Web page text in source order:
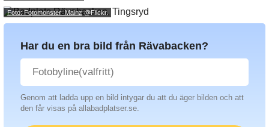
Foto: Fotomonster_Mainz@Flickr.
Har du en bra bild från Rävabacken?
Genom att ladda upp en bild intygar du att du äger bilden och att
den får visas på allabadplatser.se.